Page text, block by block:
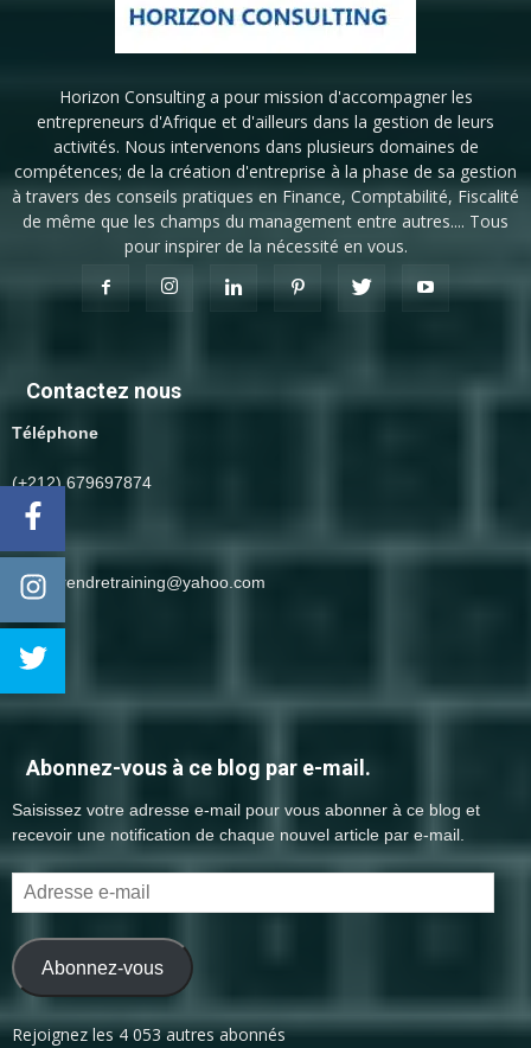
Horizon Consulting a pour mission d'accompagner les
entrepreneurs d'Afrique et d'ailleurs dans la gestion de leurs
activités. Nous intervenons dans plusieurs domaines de
compétences; de la création d'entreprise à la phase de sa gestion
à travers des conseils pratiques en Finance, Comptabilité, Fiscalité
de même que les champs du management entre autres.... Tous
pour inspirer de la nécessité en vous.
Contactez nous
Téléphone
(+212) 679697874
Email
entreprendretraining@yahoo.com
Abonnez-vous à ce blog par e-mail.
Saisissez votre adresse e-mail pour vous abonner à ce blog et
recevoir une notification de chaque nouvel article par e-mail.
Adresse
e-
mail
Abonnez-vous
Rejoignez les 4 053 autres abonnés